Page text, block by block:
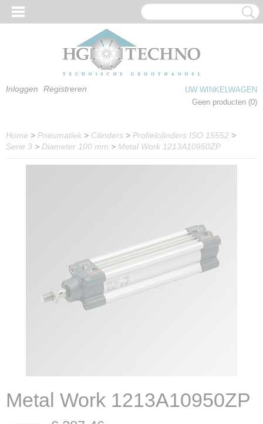
Inloggen Registreren
UW WINKELWAGEN
Geen producten (0)
Home > Pneumatiek > Cilinders > Profielcilinders ISO 15552 >
Serie 3 > Diameter 100 mm > Metal Work 1213A10950ZP
Metal Work 1213A10950ZP